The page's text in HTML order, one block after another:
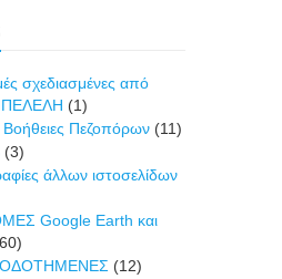
σχεδιασμένες από
(1)
Πεζοπόρων (11)
(3)
άλλων ιστοσελίδων
Google Earth και
(12)